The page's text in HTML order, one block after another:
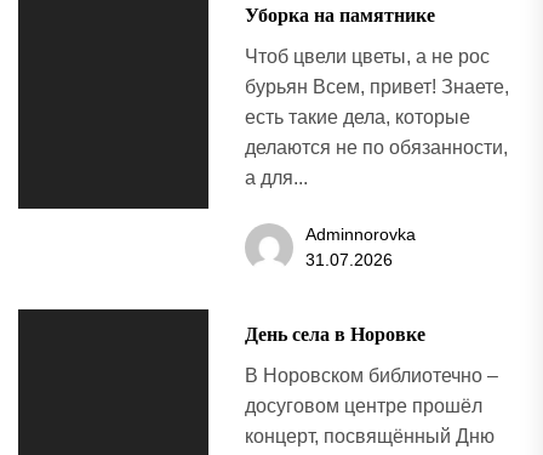
Уборка на памятнике
Чтоб цвели цветы, а не рос
бурьян Всем, привет! Знаете,
есть такие дела, которые
делаются не по обязанности,
а для...
Adminnorovka
31.07.2026
День села в Норовке
В Норовском библиотечно –
досуговом центре прошёл
концерт, посвящённый Дню